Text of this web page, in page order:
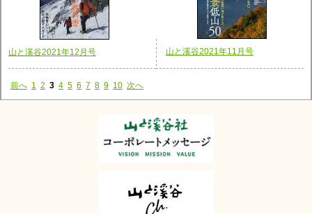
山と溪谷2021年12月号 山と溪谷2021年11月号
前へ 1 2 3 4 5 6 7 8 9 10 次へ